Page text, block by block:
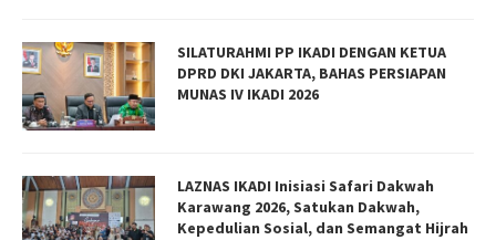
SILATURAHMI PP IKADI DENGAN KETUA
DPRD DKI JAKARTA, BAHAS PERSIAPAN
MUNAS IV IKADI 2026
LAZNAS IKADI Inisiasi Safari Dakwah
Karawang 2026, Satukan Dakwah,
Kepedulian Sosial, dan Semangat Hijrah